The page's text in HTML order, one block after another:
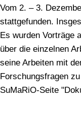
Vom 2. – 3.
stattgefunden.
Es wurden Vorträge
über die einzelnen
seine Arbeiten mit
Forschungsfragen
SuMaRiO-Seite